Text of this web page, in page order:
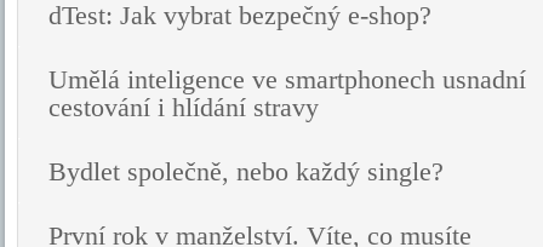
dTest: Jak vybrat bezpečný e-shop?
Umělá inteligence ve smartphonech usnadní
cestování i hlídání stravy
Bydlet společně, nebo každý single?
První rok v manželství. Víte, co musíte